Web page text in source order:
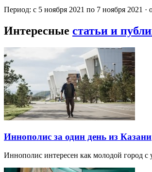
Период: с 5 ноября 2021 по 7 ноября 2021 ·
Интересные статьи и
Иннополис за один день из Казани
Иннополис интересен как молодой город